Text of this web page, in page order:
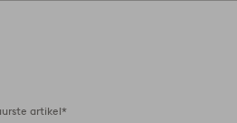
artikel*